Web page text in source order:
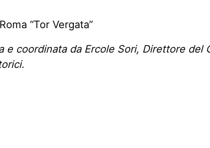
“Tor Vergata”
e coordinata da Ercole Sori, Direttore del